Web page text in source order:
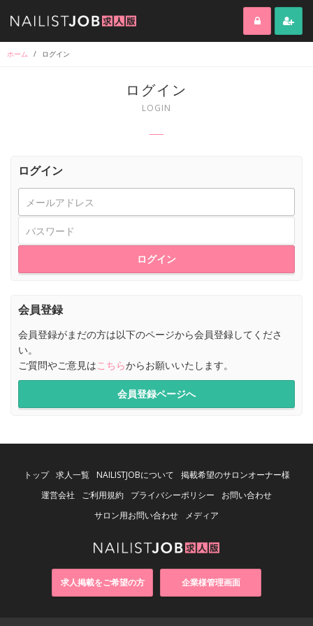
ホーム / ログイン
ログイン
LOGIN
ログイン
ログイン
会員登録
会員登録がまだの方は以下のページから会員登録してくださ
い。
ご質問やご意見はこちらからお願いいたします。
会員登録ページへ
トップ 求人一覧 NAILISTJOBについて
掲載希望のサロンオーナー様
運営会社
ご利用規約 プライバシーポリシー
お問い合わせ
サロン用お問い合わせ
メディア
求人掲載をご希望の方 企業様管理画面